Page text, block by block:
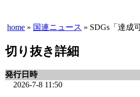
home » 国連ニュース » SDGs「達成
切り抜き詳細
発行日時
2026-7-8 11:50